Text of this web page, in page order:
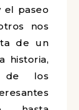
el paseo
nos
de un
historia,
de los